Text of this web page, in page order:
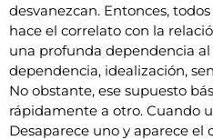
desvanezcan. Entonces,
hace el correlato con la
una profunda dependencia al
dependencia, idealización,
No obstante, ese supuesto
rápidamente a otro. Cuando
Desaparece uno y aparece el